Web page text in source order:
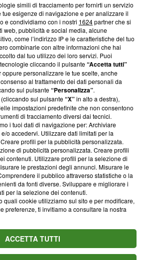
trasparenti su Blasting
editoriali e su come ci impegniamo a
Inoltre, afferma la nostra aderenza a
Integrity’Blasting News non è
ma ha richiesto di farne
ha ancora effettuato una verifica di
Via Carlo Frasca, 3 - 6900
+39 0690258937
simili di tracciamento per fornirti un servizio
esigenze di navigazione e per analizzare il
e condividiamo con i nostri 1624partner che si
web, pubblicità e social media, alcune
come l’indirizzo IP e le caratteristiche del tuo
combinarle con altre informazioni che hai
dal tuo utilizzo dei loro servizi. Puoi
cliccando il pulsante“Accetta tutti”
personalizzare le tue scelte, anche
al trattamento dei dati personali da
sul pulsante“Personalizza”.
sul pulsante“X”in alto a destra),
impostazioni predefinite che non consentono
di tracciamento diversi dai tecnici.
i tuoi dati di navigazione per: Archiviare
o accedervi. Utilizzare dati limitati per la
profili per la pubblicità personalizzata.
di pubblicità personalizzata. Creare profili
contenuti. Utilizzare profili per la selezione di
le prestazioni degli annunci. Misurare le
il pubblico attraverso statistiche o la
da fonti diverse. Sviluppare e migliorare i
per la selezione dei contenuti.
quali cookie utilizziamo sul sito e per modificare,
preferenze, ti invitiamo a consultare la nostra
ACCETTA TUTTI